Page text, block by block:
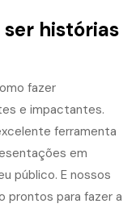
histórias
fazer
e impactantes.
ferramenta
em
público. E nossos
prontos para fazer a